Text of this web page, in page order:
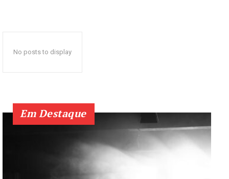
No posts to display
Em Destaque